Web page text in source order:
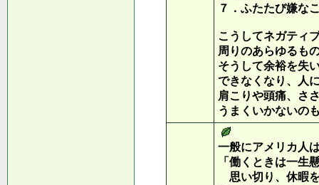
７．ふたたび嫌な
こうしてネガティ
周りのあらゆるも
そうして余裕を失
できなくなり、人
肩こりや頭痛、さ
うまくいかないの
一般にアメリカ人
「働くときは一生
思い切り、休暇